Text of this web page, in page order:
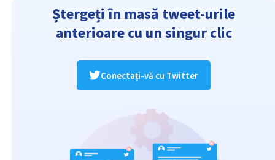
Ștergeți în masă tweet-urile
anterioare cu un singur clic
Conectați-vă cu Twitter